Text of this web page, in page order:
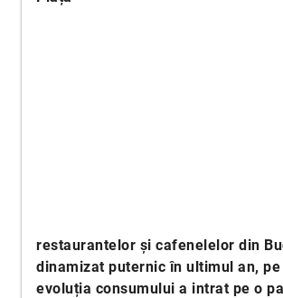
restaurantelor și cafenelelor din
dinamizat puternic în ultimul an,
evoluția consumului a intrat pe o